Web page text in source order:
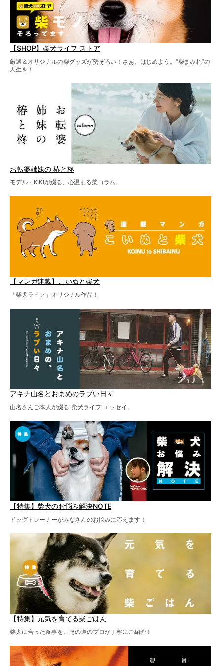
【SHOP】柴犬ライフ ストア
厳選＆オリジナルの柴グッズが勢ぞろい！さぁ、はじめよう。“柴まみれ”の
人生を！
お転婆姉妹の 椿と柊
モデル・KIKIが綴る、心温まる柴コラム。
【マンガ連載】こいぬと柴犬
「柴犬ライフ」オリジナル作品！
アキナ山名とおまめのラブい日々
山名さんご本人が綴る“柴犬ライフ”エッセイ。
【特集】柴犬のお悩み解決NOTE
ドッグトレーナーがみなさんのお悩みに応えます！
【特集】元気を育てる柴ごはん
柴犬に合った食事を、その道のプロが丁寧にご紹介！